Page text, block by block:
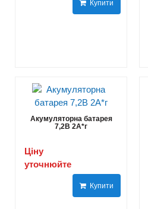
Купити
Акумуляторна батарея
7,2В 2A*г
Ціну
уточнюйте
Купити